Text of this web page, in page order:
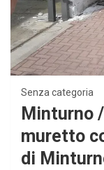
Senza categoria
Minturno
muretto
di